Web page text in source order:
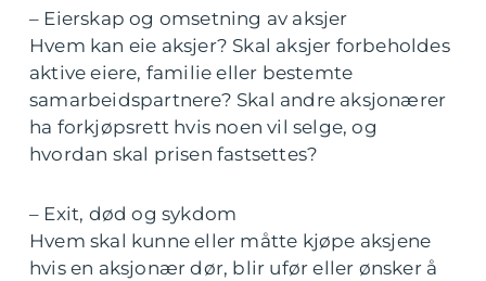
– Eierskap og omsetning av aksjer
Hvem kan eie aksjer? Skal aksjer forbeholdes
aktive eiere, familie eller bestemte
samarbeidspartnere? Skal andre aksjonærer
ha forkjøpsrett hvis noen vil selge, og
hvordan skal prisen fastsettes?
– Exit, død og sykdom
Hvem skal kunne eller måtte kjøpe aksjene
hvis en aksjonær dør, blir ufør eller ønsker å